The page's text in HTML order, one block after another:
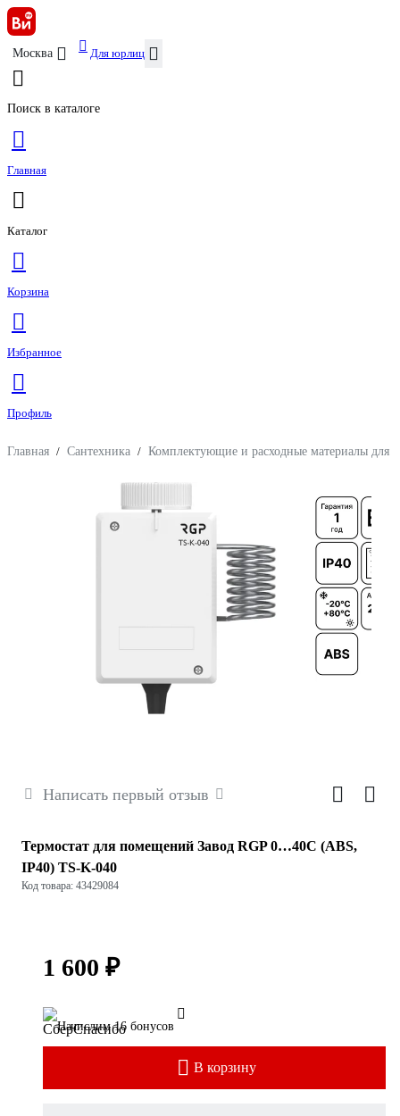
Москва Для юрлиц
Поиск в каталоге
Главная
Каталог
Корзина
Избранное
Профиль
Главная / Сантехника / Комплектующие и расходные материалы для
Написать первый отзыв
Термостат для помещений Завод RGP 0…40C (ABS,
IP40) TS-K-040
Код товара: 43429084
1 600 ₽
Начислим 16 бонусов
В корзину